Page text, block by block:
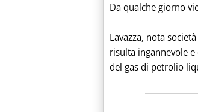
Da qualche giorno
Lavazza, nota
risulta ingannevole
del gas di petrolio